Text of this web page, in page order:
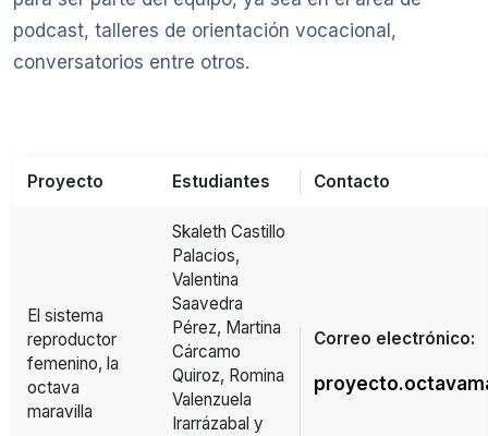
podcast, talleres de orientación vocacional,
conversatorios entre otros.
Proyecto Estudiantes Contacto
El sistema
reproductor
femenino, la
octava
maravilla
Skaleth Castillo
Palacios,
Valentina
Saavedra
Pérez, Martina
Cárcamo
Quiroz, Romina
Valenzuela
Irarrázabal y
Correo electrónico: